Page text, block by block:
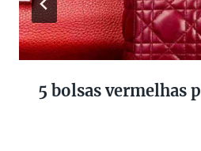
5 bolsas vermelhas